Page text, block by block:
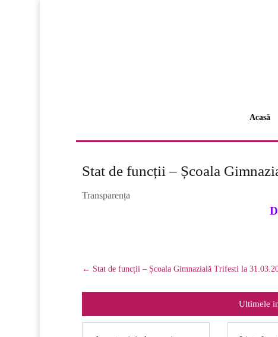
Acasă
Stat de funcții – Școala
Transparența
← Stat de funcții – Școala Gimnazială Trifesti la
Ultimele